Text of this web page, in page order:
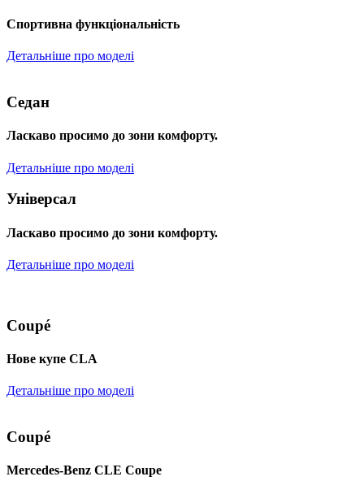
Спортивна функціональність
Детальніше про моделі
Седан
Ласкаво просимо до зони комфорту.
Детальніше про моделі
Універсал
Ласкаво просимо до зони комфорту.
Детальніше про моделі
Coupé
Нове купе CLA
Детальніше про моделі
Coupé
Mercedes-Benz CLE Coupe